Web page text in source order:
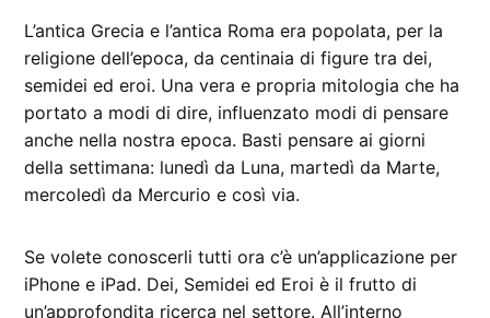
L’antica Grecia e l’antica Roma era popolata, per la
religione dell’epoca, da centinaia di figure tra dei,
semidei ed eroi. Una vera e propria mitologia che ha
portato a modi di dire, influenzato modi di pensare
anche nella nostra epoca. Basti pensare ai giorni
della settimana: lunedì da Luna, martedì da Marte,
mercoledì da Mercurio e così via.
Se volete conoscerli tutti ora c’è un’applicazione per
iPhone e iPad. Dei, Semidei ed Eroi è il frutto di
un’approfondita ricerca nel settore. All’interno